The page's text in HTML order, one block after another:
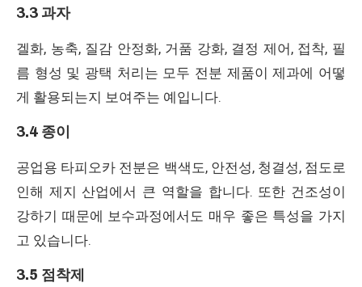
3.3 과자
겔화, 농축, 질감 안정화, 거품 강화, 결정 제어, 접착, 필
름 형성 및 광택 처리는 모두 전분 제품이 제과에 어떻
게 활용되는지 보여주는 예입니다.
3.4 종이
공업용 타피오카 전분은 백색도, 안전성, 청결성, 점도로
인해 제지 산업에서 큰 역할을 합니다. 또한 건조성이
강하기 때문에 보수과정에서도 매우 좋은 특성을 가지
고 있습니다.
3.5 점착제